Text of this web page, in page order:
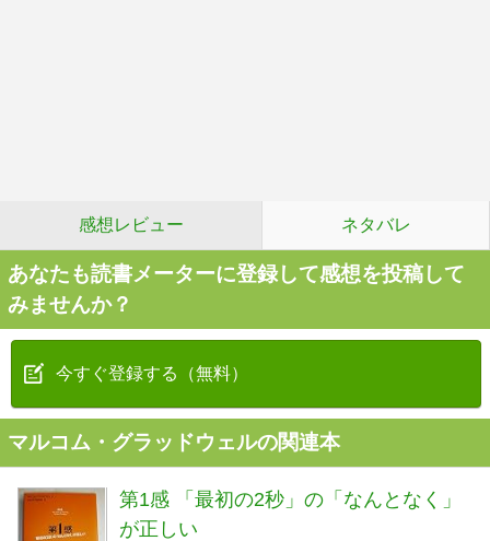
感想レビュー ネタバレ
あなたも読書メーターに登録して感想を投稿して
みませんか？
今すぐ登録する（無料）
マルコム・グラッドウェルの関連本
第1感 「最初の2秒」の「なんとなく」
が正しい